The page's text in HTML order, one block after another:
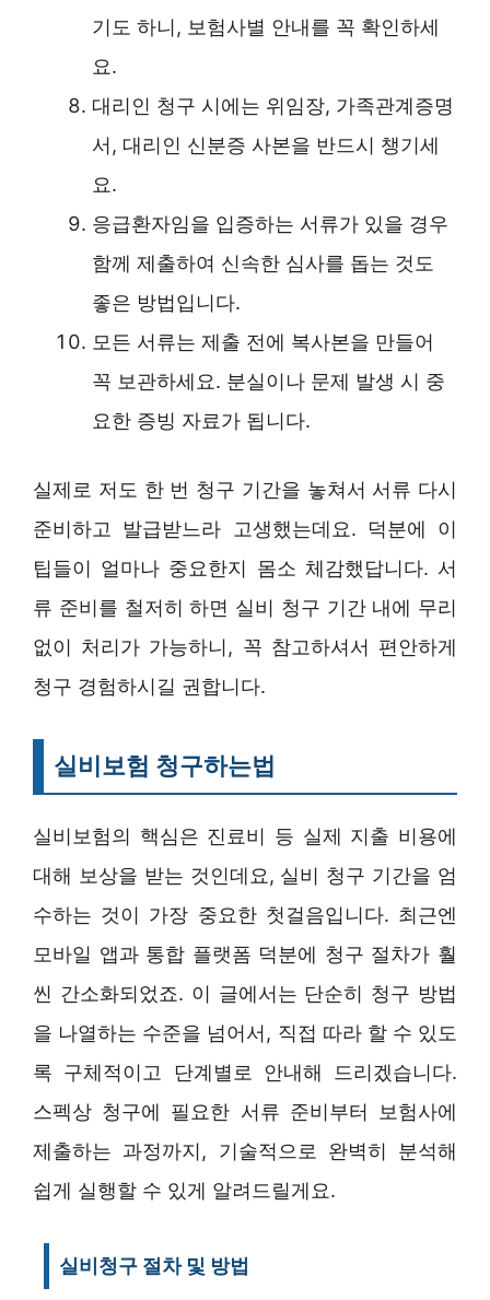
기도 하니, 보험사별 안내를 꼭 확인하세
요.
대리인 청구 시에는 위임장, 가족관계증명
서, 대리인 신분증 사본을 반드시 챙기세
요.
응급환자임을 입증하는 서류가 있을 경우
함께 제출하여 신속한 심사를 돕는 것도
좋은 방법입니다.
모든 서류는 제출 전에 복사본을 만들어
꼭 보관하세요. 분실이나 문제 발생 시 중
요한 증빙 자료가 됩니다.
실제로 저도 한 번 청구 기간을 놓쳐서 서류 다시
준비하고 발급받느라 고생했는데요. 덕분에 이
팁들이 얼마나 중요한지 몸소 체감했답니다. 서
류 준비를 철저히 하면 실비 청구 기간 내에 무리
없이 처리가 가능하니, 꼭 참고하셔서 편안하게
청구 경험하시길 권합니다.
실비보험 청구하는법
실비보험의 핵심은 진료비 등 실제 지출 비용에
대해 보상을 받는 것인데요, 실비 청구 기간을 엄
수하는 것이 가장 중요한 첫걸음입니다. 최근엔
모바일 앱과 통합 플랫폼 덕분에 청구 절차가 훨
씬 간소화되었죠. 이 글에서는 단순히 청구 방법
을 나열하는 수준을 넘어서, 직접 따라 할 수 있도
록 구체적이고 단계별로 안내해 드리겠습니다.
스펙상 청구에 필요한 서류 준비부터 보험사에
제출하는 과정까지, 기술적으로 완벽히 분석해
쉽게 실행할 수 있게 알려드릴게요.
실비청구 절차 및 방법